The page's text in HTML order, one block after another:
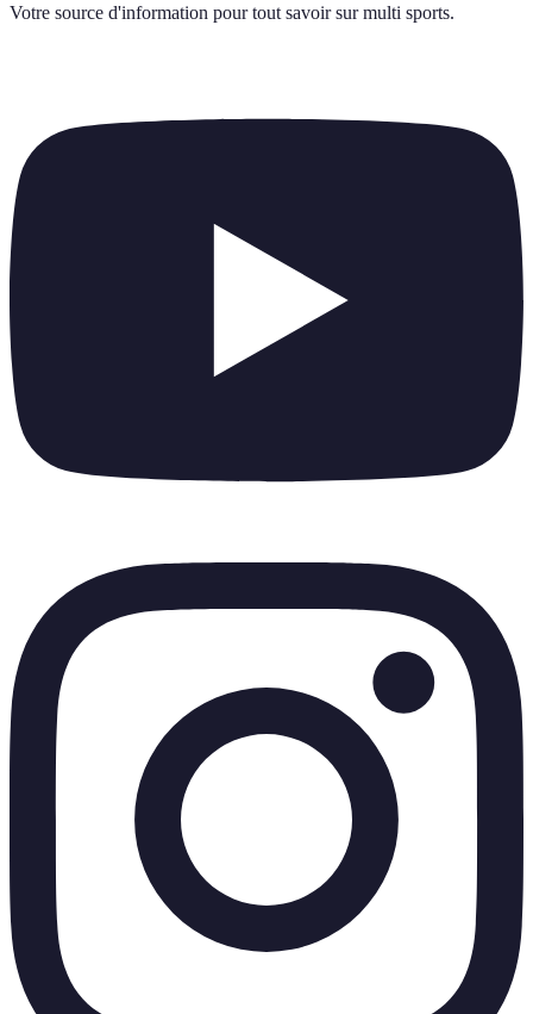
Votre source d'information pour tout savoir sur multi sports.